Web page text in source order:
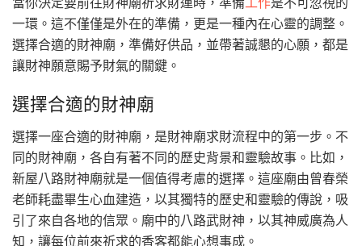
一環。這不僅僅是外在的準備，更是一種內在心靈的調整。
選擇合適的財神廟，準備好供品，並帶著誠懇的心願，都是
讓財神願意賜予財氣的關鍵。
選擇合適的財神廟
選擇一座合適的財神廟，是財神廟求財流程中的第一步。不
同的財神廟，各自有著不同的歷史背景和靈驗故事。比如，
新屋八路財神廟就是一個值得考慮的選擇。這座廟由曾春榮
老師耗盡畢生心血建造，以其獨特的歷史和靈驗的傳說，吸
引了來自各地的信眾。廟中的八路武財神，以其神威廣為人
知，讓每位前來祈求的香客都能心想事成。